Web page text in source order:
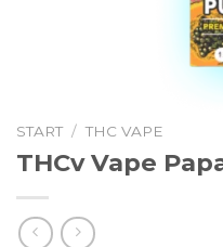
START / THC VAPE
THCv Vape